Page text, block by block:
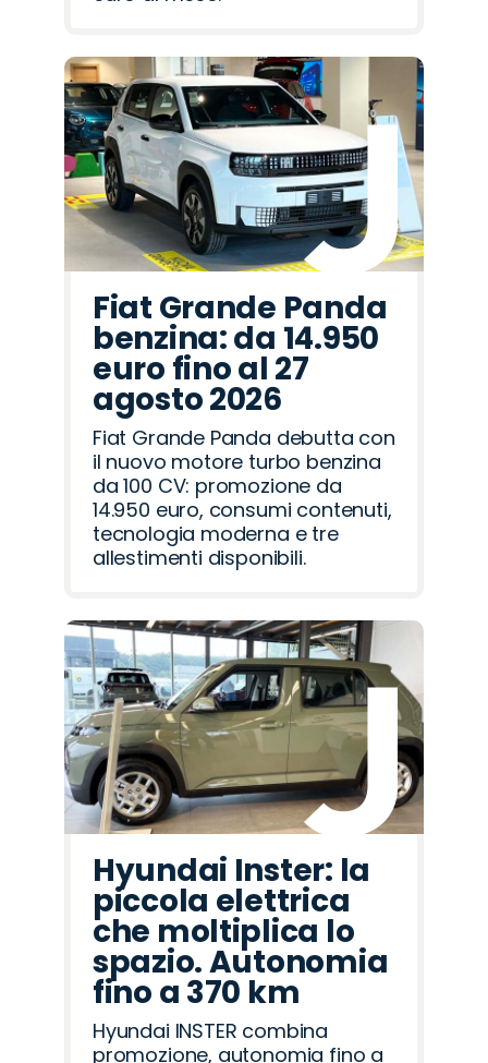
Fiat Grande Panda
benzina: da 14.950
euro fino al 27
agosto 2026
Fiat Grande Panda debutta con
il nuovo motore turbo benzina
da 100 CV: promozione da
14.950 euro, consumi contenuti,
tecnologia moderna e tre
allestimenti disponibili.
Hyundai Inster: la
piccola elettrica
che moltiplica lo
spazio. Autonomia
fino a 370 km
Hyundai INSTER combina
promozione, autonomia fino a